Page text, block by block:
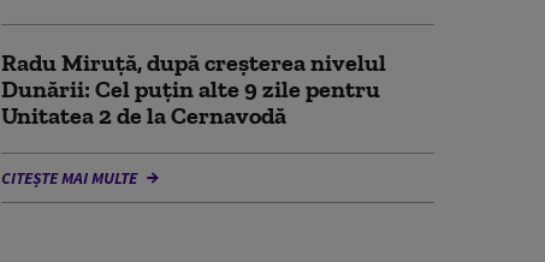
Radu Miruță, după creșterea nivelul
Dunării: Cel puțin alte 9 zile pentru
Unitatea 2 de la Cernavodă
CITEȘTE MAI MULTE